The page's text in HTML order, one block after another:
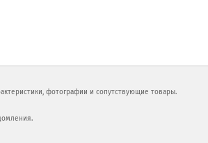
фотографии и сопутствующие товары.